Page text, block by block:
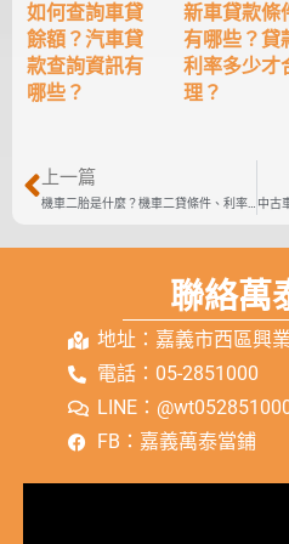
如何查詢車貸
餘額？汽車貸
款查詢資訊有
哪些？
新車貸款條
有哪些？貸
利率多少才
理？
上一篇
機車二胎是什麼？機車二貸條件、利率、額度
聯絡萬
地址：嘉義市西區興
電話：05-2851000
LINE：
FB：嘉義萬泰當鋪